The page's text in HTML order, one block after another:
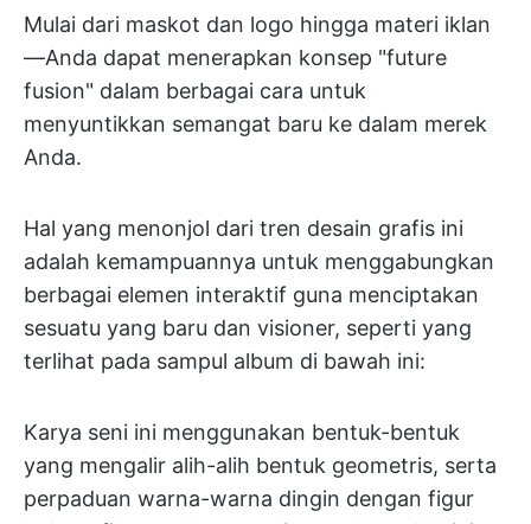
Mulai dari maskot dan logo hingga materi iklan
—Anda dapat menerapkan konsep "future
fusion" dalam berbagai cara untuk
menyuntikkan semangat baru ke dalam merek
Anda.
Hal yang menonjol dari tren desain grafis ini
adalah kemampuannya untuk menggabungkan
berbagai elemen interaktif guna menciptakan
sesuatu yang baru dan visioner, seperti yang
terlihat pada sampul album di bawah ini:
Karya seni ini menggunakan bentuk-bentuk
yang mengalir alih-alih bentuk geometris, serta
perpaduan warna-warna dingin dengan figur